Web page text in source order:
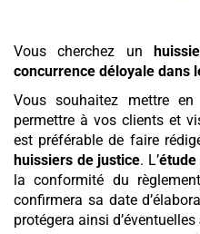
Vous cherchez un
concurrence déloyale dans
Vous souhaitez mettre
permettre à vos clients et
est préférable de faire
huissiers de justice. L’
la conformité du
confirmera sa date
protégera ainsi d’éventuelles